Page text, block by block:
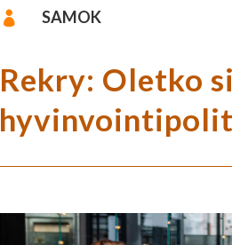
 SAMOK
Rekry: Oletko